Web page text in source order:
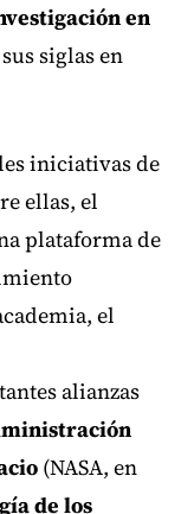
en
siglas en
iniciativas de
ellas, el
plataforma de
el
alianzas
(NASA, en
de los